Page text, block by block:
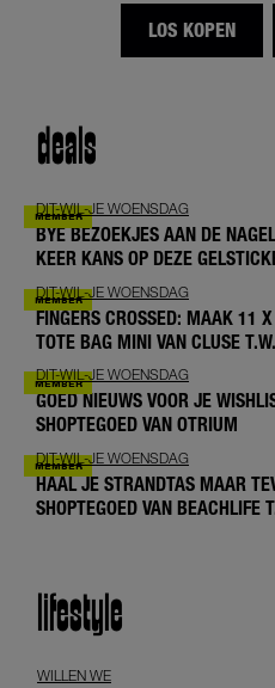
LOS KOPEN
deals
DIT-WIL-JE WOENSDAG
BYE BEZOEKJES AAN DE
KEER KANS OP DEZE
DIT-WIL-JE WOENSDAG
FINGERS CROSSED: MAAK 11
TOTE BAG MINI VAN CLUSE
DIT-WIL-JE WOENSDAG
GOED NIEUWS VOOR JE
SHOPTEGOED VAN OTRIUM
DIT-WIL-JE WOENSDAG
HAAL JE STRANDTAS MAAR
SHOPTEGOED VAN BEACHLIFE
lifestyle
WILLEN WE